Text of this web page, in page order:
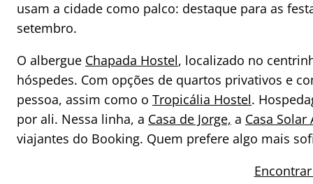
usam a cidade como palco: destaque para as
setembro.
O albergue Chapada Hostel, localizado no
hóspedes. Com opções de quartos privativos e
pessoa, assim como o Tropicália Hostel.
por ali. Nessa linha, a Casa de Jorge, a Casa Solar
viajantes do Booking. Quem prefere algo mais